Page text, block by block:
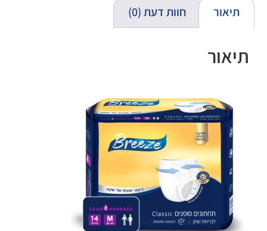
תיאור חוות דעת (0)
תיאור